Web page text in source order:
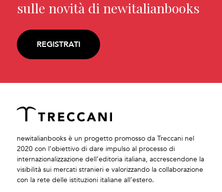
sulle novità di newitalianbooks
REGISTRATI
newitalianbooks è un progetto promosso da Treccani nel
2020 con l’obiettivo di dare impulso al processo di
internazionalizzazione dell’editoria italiana, accrescendone la
visibilità sui mercati stranieri e valorizzando la collaborazione
con la rete delle istituzioni italiane all’estero.